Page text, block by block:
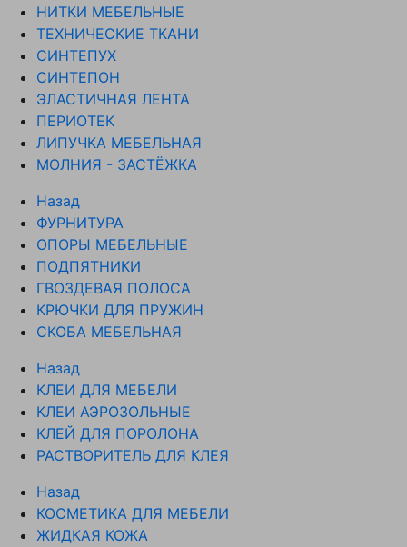
НИТКИ МЕБЕЛЬНЫЕ
ТЕХНИЧЕСКИЕ ТКАНИ
СИНТЕПУХ
СИНТЕПОН
ЭЛАСТИЧНАЯ ЛЕНТА
ПЕРИОТЕК
ЛИПУЧКА МЕБЕЛЬНАЯ
МОЛНИЯ - ЗАСТЁЖКА
Назад
ФУРНИТУРА
ОПОРЫ МЕБЕЛЬНЫЕ
ПОДПЯТНИКИ
ГВОЗДЕВАЯ ПОЛОСА
КРЮЧКИ ДЛЯ ПРУЖИН
СКОБА МЕБЕЛЬНАЯ
Назад
КЛЕИ ДЛЯ МЕБЕЛИ
КЛЕИ АЭРОЗОЛЬНЫЕ
КЛЕЙ ДЛЯ ПОРОЛОНА
РАСТВОРИТЕЛЬ ДЛЯ КЛЕЯ
Назад
КОСМЕТИКА ДЛЯ МЕБЕЛИ
ЖИДКАЯ КОЖА